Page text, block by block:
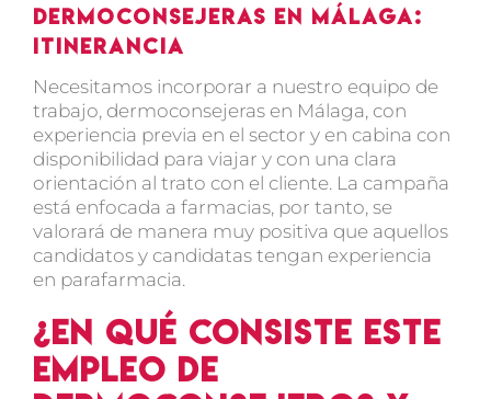
Dermoconsejeras en Málaga:
Itinerancia
Necesitamos incorporar a nuestro equipo de
trabajo, dermoconsejeras en Málaga, con
experiencia previa en el sector y en cabina con
disponibilidad para viajar y con una clara
orientación al trato con el cliente. La campaña
está enfocada a farmacias, por tanto, se
valorará de manera muy positiva que aquellos
candidatos y candidatas tengan experiencia
en parafarmacia.
¿En qué consiste este
empleo de